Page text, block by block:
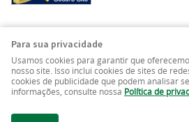
LOJA VIRTUAL CRIADA POR
Para sua privacidade
Usamos cookies para garantir que
nosso site. Isso inclui cookies de sites de
cookies de publicidade que podem analisar
informações, consulte nossa Política de